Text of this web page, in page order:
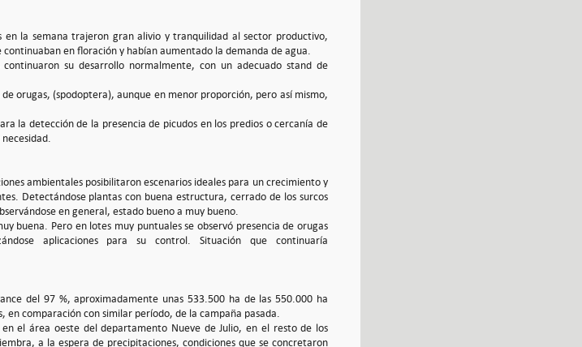
en la semana trajeron gran alivio y tranquilidad al sector productivo,
en floración y habían aumentado la demanda de agua.
su desarrollo normalmente, con un adecuado stand de
orugas, (spodoptera), aunque en menor proporción, pero así mismo,
la detección de la presencia de picudos en los predios o cercanía de
ambientales posibilitaron escenarios ideales para un crecimiento y
Detectándose plantas con buena estructura, cerrado de los surcos
en general, estado bueno a muy bueno.
buena. Pero en lotes muy puntuales se observó presencia de orugas
aplicaciones para su control. Situación que continuaría
del 97 %, aproximadamente unas 533.500 ha de las 550.000 ha
comparación con similar período, de la campaña pasada.
el área oeste del departamento Nueve de Julio, en el resto de los
a la espera de precipitaciones, condiciones que se concretaron